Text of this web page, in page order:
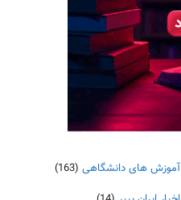
آموزش های دانشگاهی (163)